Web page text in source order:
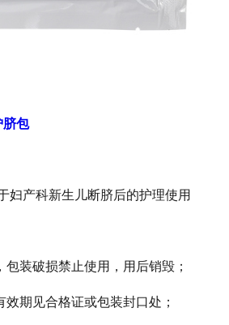
脐包
妇产科新生儿断脐后的护理使用
包装破损禁止使用，用后销毁；
效期见合格证或包装封口处；